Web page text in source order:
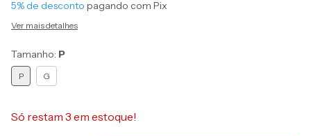
5% de desconto pagando com Pix
Ver mais detalhes
Tamanho: P
P G
Só restam 3 em estoque!